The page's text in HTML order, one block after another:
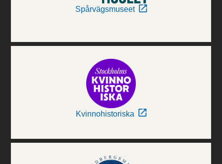
Spårvägsmuseet
Kvinnohistoriska